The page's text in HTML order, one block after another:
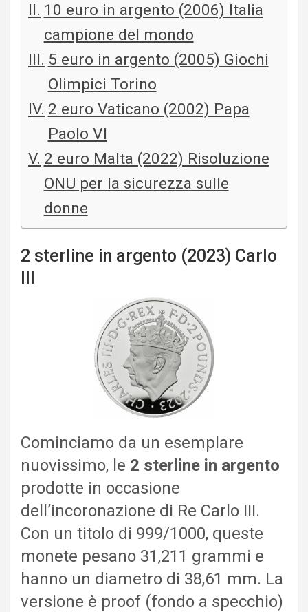
10 euro in argento (2006) Italia
campione del mondo
5 euro in argento (2005) Giochi
Olimpici Torino
2 euro Vaticano (2002) Papa
Paolo VI
2 euro Malta (2022) Risoluzione
ONU per la sicurezza sulle
donne
2 sterline in argento (2023) Carlo
Cominciamo da un esemplare
nuovissimo, le 2 sterline in argento
prodotte in occasione
dell’incoronazione di Re Carlo III.
Con un titolo di 999/1000, queste
monete pesano 31,211 grammi e
hanno un diametro di 38,61 mm. La
versione è proof (fondo a specchio)